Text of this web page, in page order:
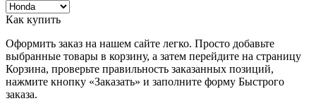
Как купить
Оформить заказ на нашем сайте легко. Просто добавьте
выбранные товары в корзину, а затем перейдите на страницу
Корзина, проверьте правильность заказанных позиций,
нажмите кнопку «Заказать» и заполните форму Быстрого
заказа.